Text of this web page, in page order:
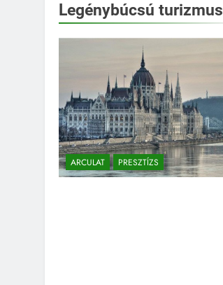
Legénybúcsú turizmus
ARCULAT PRESZTÍZS